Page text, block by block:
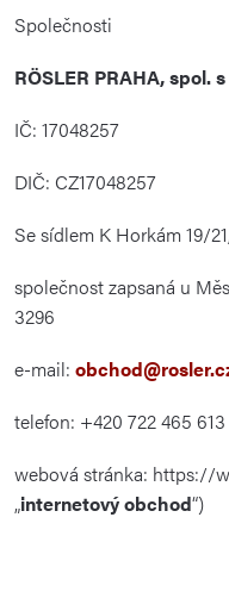
Společnosti
RÖSLER PRAHA, spol.
IČ: 17048257
DIČ: CZ17048257
Se sídlem K Horkám 19/
společnost zapsaná u
3296
e-mail:
telefon: +420 722 465 613
webová stránka: https://
„internetový obchod“)